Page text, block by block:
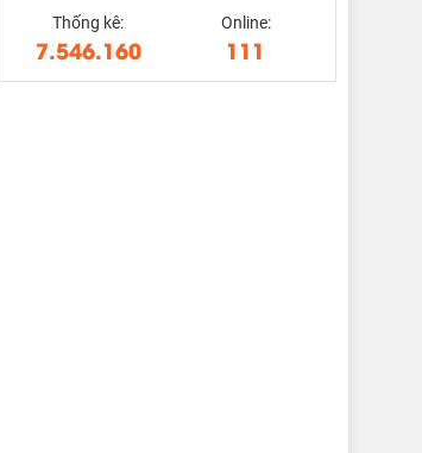
Thống kê:
7.546.160
Online:
111